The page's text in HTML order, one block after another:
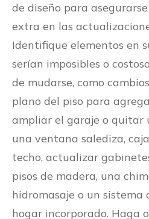
de diseño para
extra en las
Identifique elementos en
serían imposibles o
de mudarse, como
plano del piso para
ampliar el garaje o quitar
una ventana salediza,
techo, actualizar
pisos de madera, una
hidromasaje o un sistema
hogar incorporado. Haga